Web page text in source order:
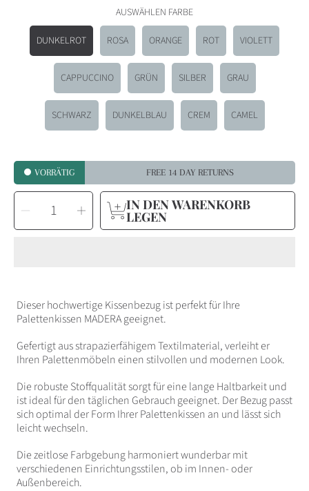
AUSWÄHLEN FARBE
DUNKELROT ROSA ORANGE ROT VIOLETT
CAPPUCCINO GRÜN SILBER GRAU
SCHWARZ DUNKELBLAU CREM CAMEL
VORRÄTIG FREE 14 DAY RETURNS
MENGE
AUSWÄHLENMenge
Bezüge
für
verringern
Menge
für
Bezüge
für
erhöhen
IN DEN WARENKORB
LEGEN
Dieser hochwertige Kissenbezug ist perfekt für Ihre
Palettenkissen MADERA geeignet.
Gefertigt aus strapazierfähigem Textilmaterial, verleiht er
Ihren Palettenmöbeln einen stilvollen und modernen Look.
Die robuste Stoffqualität sorgt für eine lange Haltbarkeit und
ist ideal für den täglichen Gebrauch geeignet. Der Bezug passt
sich optimal der Form Ihrer Palettenkissen an und lässt sich
leicht wechseln.
Die zeitlose Farbgebung harmoniert wunderbar mit
verschiedenen Einrichtungsstilen, ob im Innen- oder
Außenbereich.